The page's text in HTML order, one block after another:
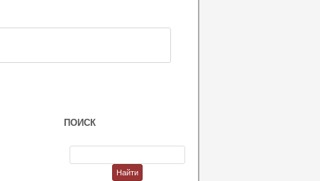
ПОИСК